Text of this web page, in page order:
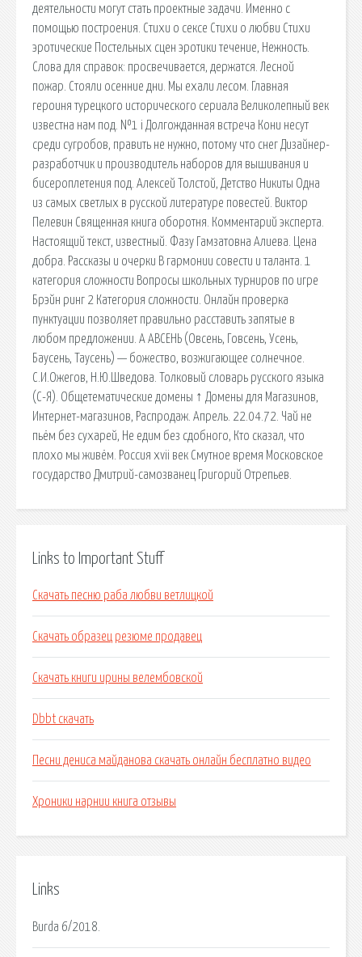
деятельности могут стать проектные задачи. Именно с
помощью построения. Стихи о сексе Стихи о любви Стихи
эротические Постельных сцен эротики течение, Нежность.
Слова для справок: просвечивается, держатся. Лесной
пожар. Стояли осенние дни. Мы ехали лесом. Главная
героиня турецкого исторического сериала Великолепный век
известна нам под. №1 i Долгожданная встреча Кони несут
среди сугробов, править не нужно, потому что снег Дизайнер-
разработчик и производитель наборов для вышивания и
бисероплетения под. Алексей Толстой, Детство Никиты Одна
из самых светлых в русской литературе повестей. Виктор
Пелевин Священная книга оборотня. Комментарий эксперта.
Настоящий текст, известный. Фазу Гамзатовна Алиева. Цена
добра. Рассказы и очерки В гармонии совести и таланта. 1
категория сложности Вопросы школьных турниров по игре
Брэйн ринг 2 Категория сложности. Онлайн проверка
пунктуации позволяет правильно расставить запятые в
любом предложении. А АВСЕНЬ (Овсень, Говсень, Усень,
Баусень, Таусень) — божество, возжигающее солнечное.
С.И.Ожегов, Н.Ю.Шведова. Толковый словарь русского языка
(С-Я). Общетематические домены ↑ Домены для Магазинов,
Интернет-магазинов, Распродаж. Апрель. 22.04.72. Чай не
пьём без сухарей, Не едим без сдобного, Кто сказал, что
плохо мы живём. Россия xvii век Смутное время Московское
государство Дмитрий-самозванец Григорий Отрепьев.
Links to Important Stuff
Скачать песню раба любви ветлицкой
Скачать образец резюме продавец
Скачать книги ирины велембовской
Dbbt скачать
Песни дениса майданова скачать онлайн бесплатно видео
Хроники нарнии книга отзывы
Links
Burda 6/2018.